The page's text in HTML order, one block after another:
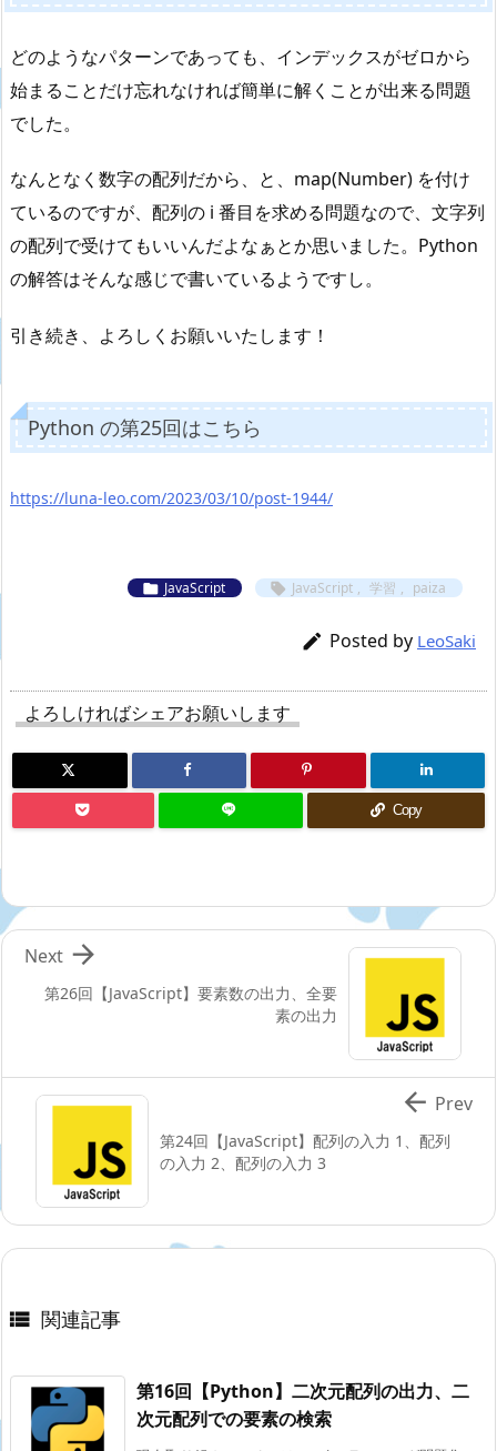
どのようなパターンであっても、インデックスがゼロから
始まることだけ忘れなければ簡単に解くことが出来る問題
でした。
なんとなく数字の配列だから、と、map(Number) を付け
ているのですが、配列の i 番目を求める問題なので、文字列
の配列で受けてもいいんだよなぁとか思いました。Python
の解答はそんな感じで書いているようですし。
引き続き、よろしくお願いいたします！
Python の第25回はこちら
https://luna-leo.com/2023/03/10/post-1944/
 JavaScript  JavaScript , 学習 , paiza
 Posted by LeoSaki
よろしければシェアお願いします
Copy
第26回【JavaScript】要素数の出力、全要
素の出力

Next
第24回【JavaScript】配列の入力 1、配列
の入力 2、配列の入力 3
 Prev
 関連記事
第16回【Python】二次元配列の出力、二
次元配列での要素の検索